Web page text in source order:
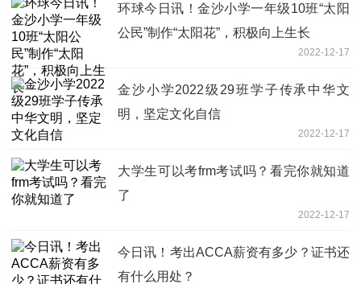
环球今日讯！金沙小学一年级10班“太阳
公民”制作“太阳花”，积极向上生长
2022-12-17
金沙小学2022级29班学子传承中华文
明，坚定文化自信
2022-12-17
大学生可以考frm考试吗？看完你就知道
了
2022-12-17
今日讯！考出ACCA薪资有多少？证书还
有什么用处？